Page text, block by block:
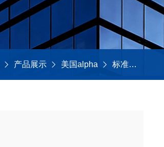
产品展示 美国alpha 标准样品